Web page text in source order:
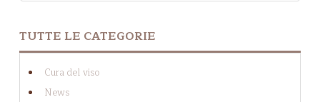
TUTTE LE CATEGORIE
Cura del viso
News